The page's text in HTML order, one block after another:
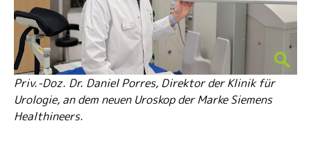
Priv.-Doz. Dr. Daniel Porres, Direktor der Klinik für
Urologie, an dem neuen Uroskop der Marke Siemens
Healthineers.